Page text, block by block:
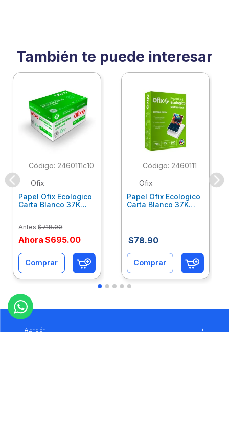
También te puede interesar
: 2460111c10
Ofix
Papel Ofix Ecologico
Carta Blanco 37K
Antes $718.00
Ahora $695.00
Comprar
: 2460111
Ofix
Papel Ofix Ecologico
Carta Blanco 37K
$78.90
Comprar
Atención
+